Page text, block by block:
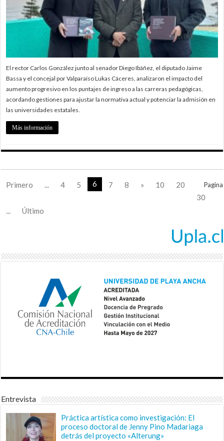
El rector Carlos González junto al senador Diego Ibáñez, el diputado Jaime
Bassa y el concejal por Valparaíso Lukas Cáceres, analizaron el impacto del
aumento progresivo en los puntajes de ingreso a las carreras pedagógicas,
acordando gestiones para ajustar la normativa actual y potenciar la admisión en
las universidades estatales.
Más información
Pagina
Primero ... 4 5 6 7 8 » 10
20
30
...
Último
Entrevista
Práctica artística como investigación: El
proceso doctoral de Jenny Pino Madariaga
detrás del proyecto «Alterung»